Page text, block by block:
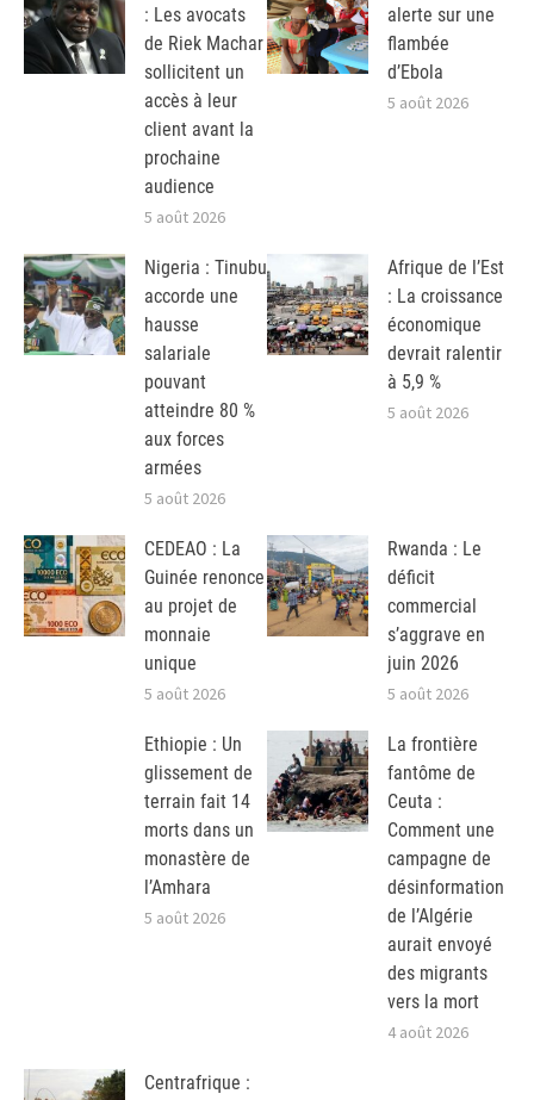
: Les avocats
de Riek Machar
sollicitent un
accès à leur
client avant la
prochaine
audience
5 août 2026
alerte sur une
flambée
d’Ebola
5 août 2026
Nigeria : Tinubu
accorde une
hausse
salariale
pouvant
atteindre 80 %
aux forces
armées
5 août 2026
Afrique de l’Est
: La croissance
économique
devrait ralentir
à 5,9 %
5 août 2026
CEDEAO : La
Guinée renonce
au projet de
monnaie
unique
5 août 2026
Rwanda : Le
déficit
commercial
s’aggrave en
juin 2026
5 août 2026
Ethiopie : Un
glissement de
terrain fait 14
morts dans un
monastère de
l’Amhara
5 août 2026
La frontière
fantôme de
Ceuta :
Comment une
campagne de
désinformation
de l’Algérie
aurait envoyé
des migrants
vers la mort
4 août 2026
Centrafrique :